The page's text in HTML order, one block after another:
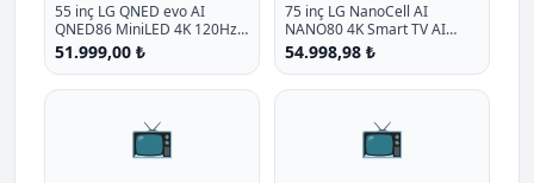
55 inç LG QNED evo AI
QNED86 MiniLED 4K 120Hz
Smart TV AI Sihirli Kumanda
webOS25 2025
51.999,00 ₺
75 inç LG NanoCell AI
NANO80 4K Smart TV AI
Sihirli Kumanda HDR10
webOS25 2025
54.998,98 ₺
📺 📺